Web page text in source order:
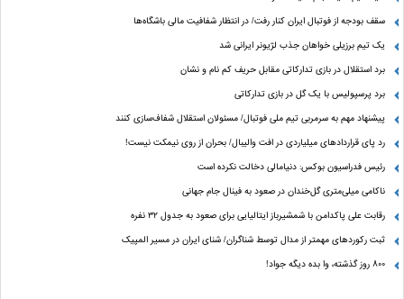
سقف بودجه از فوتبال ایران کنار رفت/ در انتظار شفافیت مالی باشگاه‌ها
یک تیم برزیلی خواهان جذب لژیونر ایرانی شد
برد استقلال در بازی تدارکاتی مقابل حریف کم نام و نشان
برد پرسپولیس با یک گل در بازی تدارکاتی
پیشنهاد مهم به سرمربی تیم ملی فوتبال/ مسئولان استقلال شفاف‌سازی کنند
رد پای قراردادهای میلیاردی در افت والیبال/ بحران از روی نیمکت نیست!
رئیس فدراسیون بوکس: دنیامالی دخالت نکرده است
ناکامی میلی‌متری گل‌خندان در صعود به فینال جام جهانی
رقابت علی پاکدامن با شمشیرباز ایتالیایی برای صعود به جدول ۳۲ نفره
ثبت رکوردهای مهمتر از مدال توسط شناگران/ شنای ایران در مسیر المپیک
800 روز گذشته، وا بده دیگه جواد!